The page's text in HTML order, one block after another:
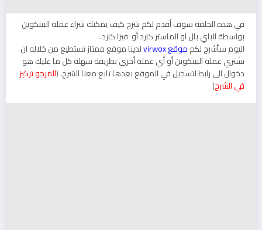
في هذه الحلقة سوف أقدم لكم شرح كيف يمكنك شراء عملة البيتكوين
بواسطة الباي بال او الماستر كارد أو فيزا كارد.
اليوم سأشرح لكمموقع virwox
لدينا موقع ممتاز تستطيع من خلاله ان
تشتري عملة البيتكوين أو أي عملة أخرى بطريقة سهلة كل ما عليك هو
دخوال الى رابط لتسجيل في الموقع بعدها تابع معنا الشرح. (المرجو تركيز
في الشرح)